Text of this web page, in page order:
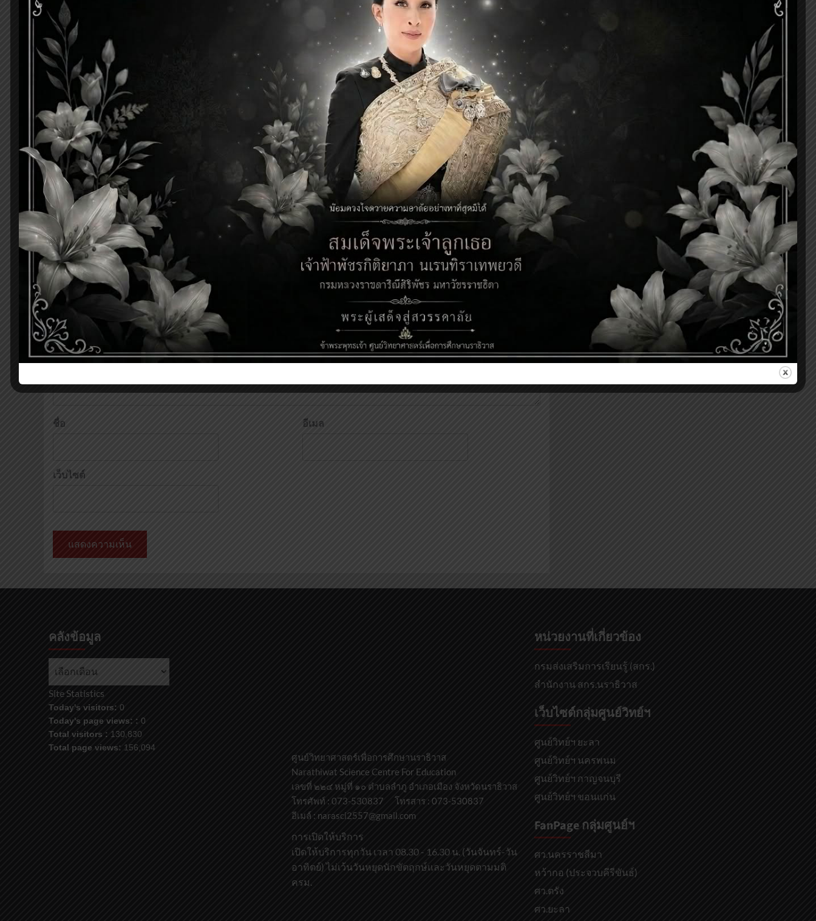
Zoom100%
Post
navigation
Previous:
งบทดลองประจำเดือน มิถุนายน พ.ศ.2567
Next:
รายงาบทดลองประจำเดือน สิงหาคม พ.ศ 2567
ใส่ความเห็น
อีเมลของคุณจะไม่แสดงให้คนอื่นเห็น ช่องข้อมูลจำเป็นถูกทำเครื่องหมาย
ความเห็น*
ชื่อ อีเมล
เว็บไซต์
คลังข้อมูล
คลัง
Site Statistics
Today's visitors: 0
Today's page views: : 0
Total visitors : 130,830
Total page views: 156,094
ศูนย์วิทยาศาสตร์เพื่อการศึกษานราธิวาส
Narathiwat Science Centre For Education
เลขที่ ๒๒๔ หมู่ที่ ๑๐ ตำบลลำภู อำเภอเมือง จังหวัดนราธิวาส
โทรศัพท์ : 073-530837 โทรสาร : 073-530837
อีเมล์ : narasci2557@gmail.com
การเปิดให้บริการ
เปิดให้บริการทุกวัน เวลา 08.30 - 16.30 น. (วันจันทร์-วัน
อาทิตย์) ไม่เว้นวันหยุดนักขัตฤกษ์และวันหยุดตามมติ
ครม.
หน่วยงานที่เกี่ยวข้อง
กรมส่งเสริมการเรียนรู้ (สกร.)
สำนักงาน สกร.นราธิวาส
เว็บไซต์กลุ่มศูนย์วิทย์ฯ
ศูนย์วิทย์ฯ ยะลา
ศูนย์วิทย์ฯ นครพนม
ศูนย์วิทย์ฯ กาญจนบุรี
ศูนย์วิทย์ฯ ขอนแก่น
FanPage กลุ่มศูนย์ฯ
ศว.นครราชสีมา
หว้ากอ (ประจวบคีรีขันธ์)
ศว.ตรัง
ศว.ยะลา